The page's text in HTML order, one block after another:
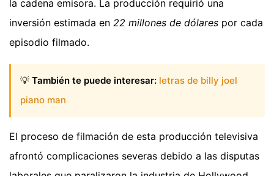
la cadena emisora. La producción requirió una
inversión estimada en 22 millones de dólares por cada
episodio filmado.
💡 También te puede interesar: letras de billy joel
piano man
El proceso de filmación de esta producción televisiva
afrontó complicaciones severas debido a las disputas